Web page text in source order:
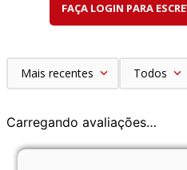
FAÇA LOGIN PARA
Mais recentes Todos
Carregando avaliações…